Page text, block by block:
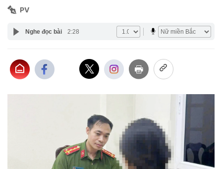
PV
Nghe đọc bài 2:28